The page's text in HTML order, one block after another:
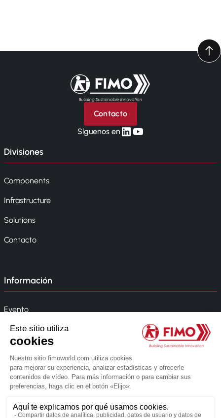
Volver a la página principal
Contacto
Síguenos enlinkedin
yt
Divisiones
Components
Infrastructure
Solutions
Contacto
Información
Evento
Noticias
Whistleblowing
Creado por la agencia web Novius